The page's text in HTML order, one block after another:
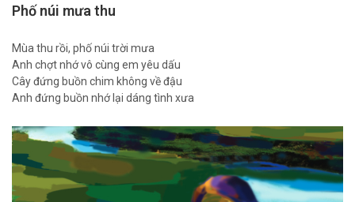
Phố núi mưa thu
Mùa thu rồi, phố núi trời mưa
Anh chợt nhớ vô cùng em yêu dấu
Cây đứng buồn chim không về đậu
Anh đứng buồn nhớ lại dáng tình xưa